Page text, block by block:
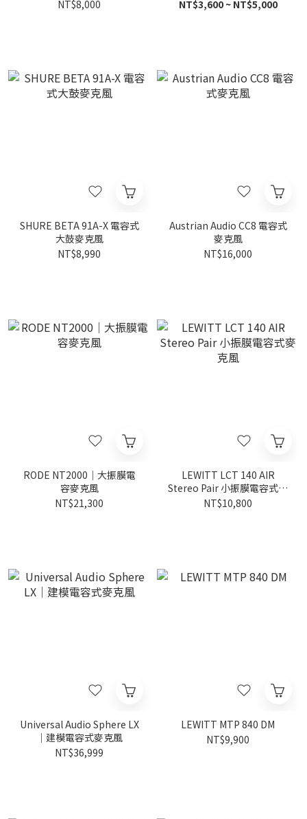
NT$8,000 NT$3,600 ~ NT$5,000
SHURE BETA 91A-X 電容式
大鼓麥克風
NT$8,990
Austrian Audio CC8 電容式
麥克風
NT$16,000
RODE NT2000｜大振膜電
容麥克風
NT$21,300
LEWITT LCT 140 AIR
Stereo Pair 小振膜電容式麥
克風
NT$10,800
Universal Audio Sphere LX
｜建模電容式麥克風
NT$36,999
LEWITT MTP 840 DM
NT$9,900